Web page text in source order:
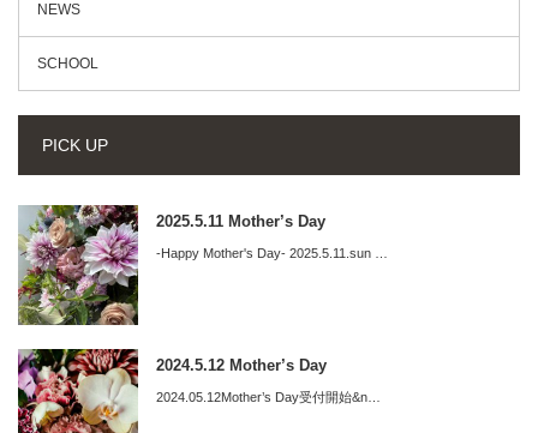
NEWS
SCHOOL
PICK UP
2025.5.11 Mother’s Day
-Happy Mother's Day- 2025.5.11.sun …
2024.5.12 Mother’s Day
2024.05.12Mother’s Day受付開始&n…